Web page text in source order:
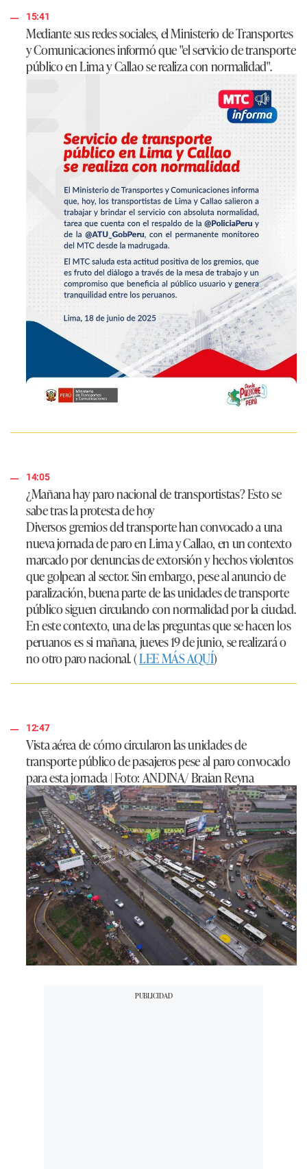
15:41
Mediante sus redes sociales, elMinisterio de Transportes
y Comunicacionesinformó que "el servicio de transporte
público en Lima y Callao se realiza con normalidad".
14:05
¿Mañana hay paro nacional de transportistas? Esto se
sabe tras la protesta de hoy
Diversos gremios del transporte han convocado a una
nueva jornada de paro en Lima y Callao, en un contexto
marcado por denuncias de extorsión y hechos violentos
que golpean al sector. Sin embargo, pese al anuncio de
paralización, buena parte de las unidades de transporte
público siguen circulando con normalidad por la ciudad.
En este contexto, una de las preguntas que se hacen los
peruanos es si mañana, jueves 19 de junio, se realizará o
no otro paro nacional. (LEE MÁS AQUÍ)
12:47
Vista aérea de cómo circularon las unidades de
transporte público de pasajeros pese al paro convocado
para esta jornada | Foto: ANDINA/ Braian Reyna